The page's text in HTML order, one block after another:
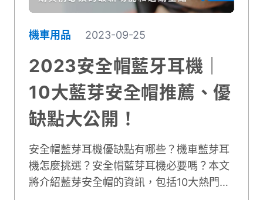
機車用品 2023-09-25
2023安全帽藍牙耳機｜
10大藍芽安全帽推薦、優
缺點大公開！
安全帽藍芽耳機優缺點有哪些？機車藍芽耳
機怎麼挑選？安全帽藍芽耳機必要嗎？本文
將介紹藍芽安全帽的資訊，包括10大熱門安